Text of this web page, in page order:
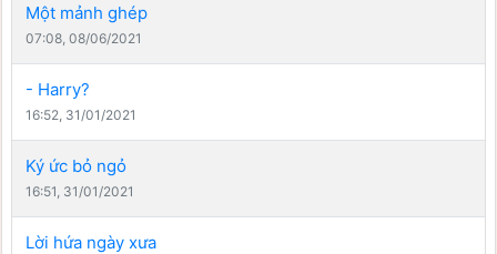
Một mảnh ghép
07:08, 08/06/2021
- Harry?
16:52, 31/01/2021
Ký ức bỏ ngỏ
16:51, 31/01/2021
Lời hứa ngày xưa